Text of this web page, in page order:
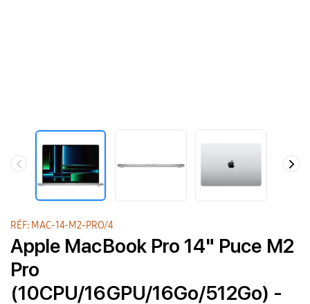
RÉF: MAC-14-M2-PRO/4
Apple MacBook Pro 14" Puce M2
Pro
(10CPU/16GPU/16Go/512Go) -